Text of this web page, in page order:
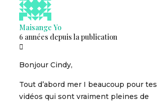
Maisange Yo
6 années depuis la publication
Bonjour Cindy,
Tout d’abord mer I beaucoup pour tes
vidéos qui sont vraiment pleines de